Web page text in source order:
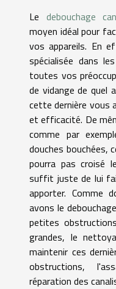
Le debouchage
moyen idéal pour
vos appareils. En
spécialisée dans
toutes vos
de vidange de quel
cette dernière vous
et efficacité. De
comme par
douches bouchées,
pourra pas croisé
suffit juste de lui
apporter. Comme
avons le
petites
grandes, le
maintenir ces
obstructions,
réparation des